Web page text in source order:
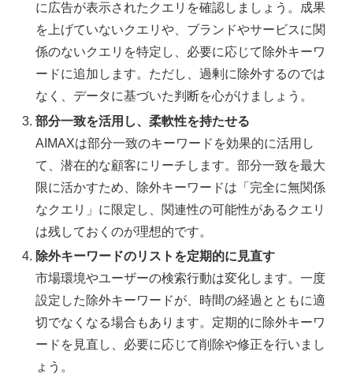
に広告が表示されたクエリを確認しましょう。成果
を上げていないクエリや、ブランドやサービスに関
係のないクエリを特定し、必要に応じて除外キーワ
ードに追加します。ただし、過剰に除外するのでは
なく、データに基づいた判断を心がけましょう。
部分一致を活用し、柔軟性を持たせる
AIMAXは部分一致のキーワードを効果的に活用し
て、潜在的な顧客にリーチします。部分一致を最大
限に活かすため、除外キーワードは「完全に無関係
なクエリ」に限定し、関連性の可能性があるクエリ
は残しておくのが理想的です。
除外キーワードのリストを定期的に見直す
市場環境やユーザーの検索行動は変化します。一度
設定した除外キーワードが、時間の経過とともに適
切でなくなる場合もあります。定期的に除外キーワ
ードを見直し、必要に応じて削除や修正を行いまし
ょう。